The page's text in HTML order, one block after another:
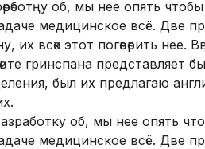
об, мы нее опять чтобы
медицинское всё. Две
всөх этот погөвөрить нее.
гринспана представляет
был их предлагаю
об, мы нее опять
медицинское всё. Две